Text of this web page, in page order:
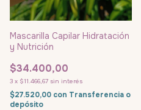
Mascarilla Capilar Hidratación
y Nutrición
$34.400,00
3 x $11.466,67 sin interés
$27.520,00 con Transferencia o
depósito